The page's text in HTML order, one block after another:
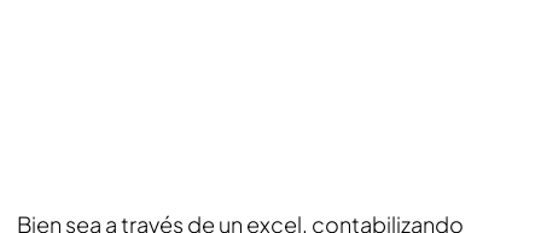
Bien sea a través de un excel, contabilizando